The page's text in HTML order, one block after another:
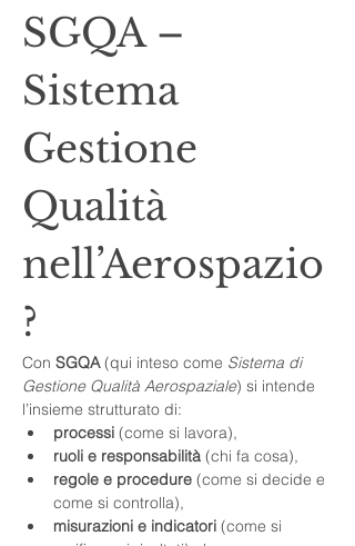
SGQA –
Sistema
Gestione
Qualità
nell’Aerospazio
?
Con SGQA (qui inteso come Sistema di
Gestione Qualità Aerospaziale) si intende
l’insieme strutturato di:
processi (come si lavora),
ruoli e responsabilità (chi fa cosa),
regole e procedure (come si decide e
come si controlla),
misurazioni e indicatori (come si